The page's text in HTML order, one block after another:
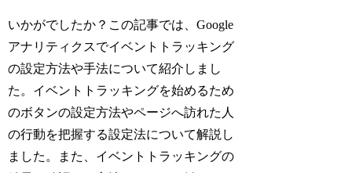
いかがでしたか？この記事では、Google
アナリティクスでイベントトラッキング
の設定方法や手法について紹介しまし
た。イベントトラッキングを始めるため
のボタンの設定方法やページへ訪れた人
の行動を把握する設定法について解説し
ました。また、イベントトラッキングの